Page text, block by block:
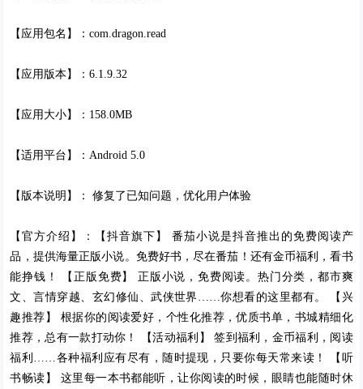
【应用包名】：com.dragon.read
【应用版本】：6.1.9.32
【应用大小】：158.0MB
【适用平台】：Android 5.0
【版本说明】： 修复了已知问题，优化用户体验
【官方介绍】：【抖音旗下】 番茄小说是抖音推出的免费阅读产
品，提供海量正版小说。免费好书，尽在番茄！还有金币福利，看书
能挣钱！ 【正版免费】 正版小说，免费阅读。热门分类，都市爽
文、言情穿越、玄幻修仙、武侠世界……你想看的这里都有。 【兴
趣推荐】 根据你的阅读爱好，个性化推荐，优质书单，书城精细化
推荐，总有一款打动你！ 【活动福利】 签到福利，金币福利，阅读
福利……各种福利应有尽有，随时提现，只要你每天常来读！ 【听
书畅读】 这里每一本书都能听，让你阅读的时候，眼睛也能随时休